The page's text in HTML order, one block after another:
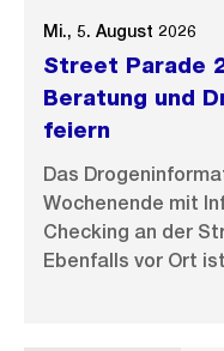
Mi., 5. August 2026
Street Parade
Beratung und
feiern
Das
Wochenende mit
Checking an der
Ebenfalls vor Ort ist